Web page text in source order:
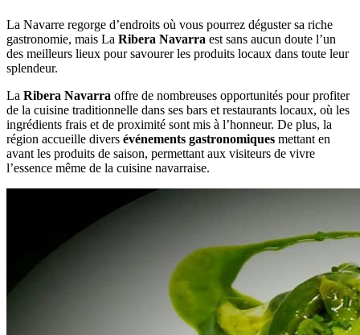
La Navarre regorge d’endroits où vous pourrez déguster sa riche
gastronomie, mais La Ribera Navarra est sans aucun doute l’un
des meilleurs lieux pour savourer les produits locaux dans toute leur
splendeur.
La Ribera Navarra offre de nombreuses opportunités pour profiter
de la cuisine traditionnelle dans ses bars et restaurants locaux, où les
ingrédients frais et de proximité sont mis à l’honneur. De plus, la
région accueille divers événements gastronomiques mettant en
avant les produits de saison, permettant aux visiteurs de vivre
l’essence même de la cuisine navarraise.